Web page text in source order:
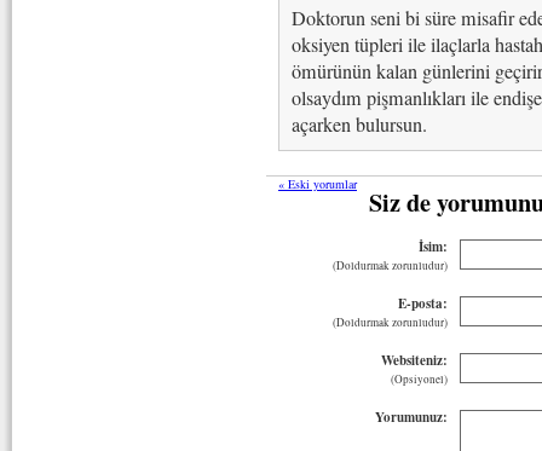
Doktorun seni bi süre misafir
oksiyen tüpleri ile ilaçlarla
ömürünün kalan günlerini
olsaydım pişmanlıkları ile
açarken bulursun.
« Eski yorumlar Siz de
İsim:
(Doldurmak zorunludur)
E-posta:
(Doldurmak zorunludur)
Websiteniz:
(Opsiyonel)
Yorumunuz: